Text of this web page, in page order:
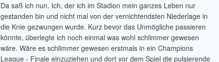
Da saß ich nun. Ich, der ich im Stadion mein ganzes Leben nur
gestanden bin und nicht mal von der vernichtendsten Niederlage in
die Knie gezwungen wurde. Kurz bevor das Unmögliche passieren
könnte, überlegte ich noch einmal was wohl schlimmer gewesen
wäre. Wäre es schlimmer gewesen erstmals in ein Champions
League - Finale einzuziehen und dort vor dem Spiel die pulsierende